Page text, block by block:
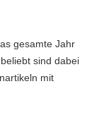
gesamte Jahr
sind dabei
mit